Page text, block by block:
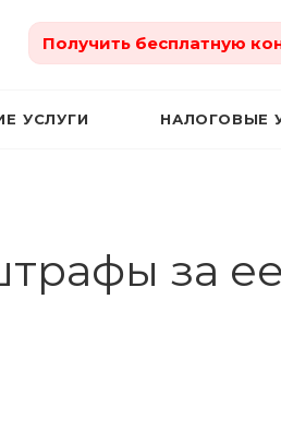
Получить бесплатную
УСЛУГИ НАЛОГОВЫЕ
за